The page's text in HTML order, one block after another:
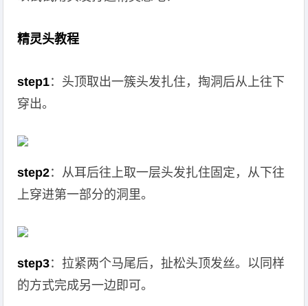
精灵头教程
step1：头顶取出一簇头发扎住，掏洞后从上往下
穿出。
step2：从耳后往上取一层头发扎住固定，从下往
上穿进第一部分的洞里。
step3：拉紧两个马尾后，扯松头顶发丝。以同样
的方式完成另一边即可。